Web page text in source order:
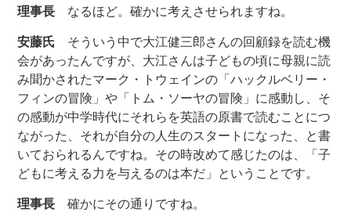
理事長 なるほど。確かに考えさせられますね。
安藤氏 そういう中で大江健三郎さんの回顧録を読む機
会があったんですが、大江さんは子どもの頃に母親に読
み聞かされたマーク・トウェインの「ハックルベリー・
フィンの冒険」や「トム・ソーヤの冒険」に感動し、そ
の感動が中学時代にそれらを英語の原書で読むことにつ
ながった、それが自分の人生のスタートになった、と書
いておられるんですね。その時改めて感じたのは、「子
どもに考える力を与えるのは本だ」ということです。
理事長 確かにその通りですね。